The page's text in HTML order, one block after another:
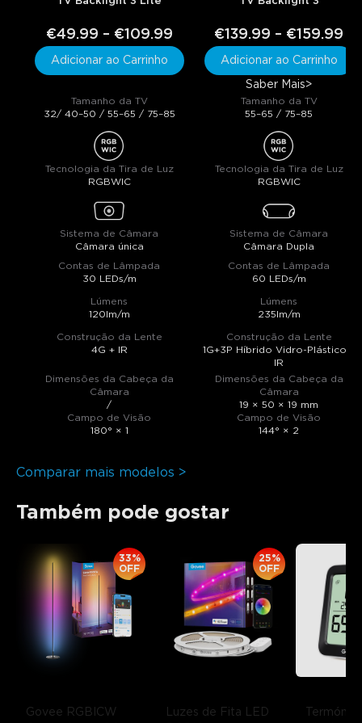
€49.99 – €109.99
Adicionar ao Carrinho
Tamanho da TV
32/ 40–50 / 55–65 / 75–85
Tecnologia da Tira de Luz
RGBWIC
Sistema de Câmara
Câmara única
Contas de Lâmpada
30 LEDs/m
Lúmens
120lm/m
Construção da Lente
4G + IR
Dimensões da Cabeça da
Câmara
/
Campo de Visão
180° × 1
€139.99 – €159.99
Adicionar ao Carrinho
Saber Mais>
Tamanho da TV
55–65 / 75–85
Tecnologia da Tira de Luz
RGBWIC
Sistema de Câmara
Câmara Dupla
Contas de Lâmpada
60 LEDs/m
Lúmens
235lm/m
Construção da Lente
1G+3P Híbrido Vidro-Plástico +
IR
Dimensões da Cabeça da
Câmara
19 × 50 × 19 mm
Campo de Visão
144° × 2
Comparar mais modelos >
Também pode gostar
Govee RGBICW
33%
OFF
Luzes de Fita LED
25%
OFF